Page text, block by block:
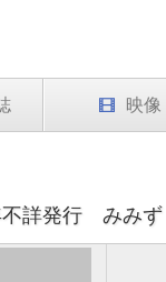
映像
不詳発行 みみ